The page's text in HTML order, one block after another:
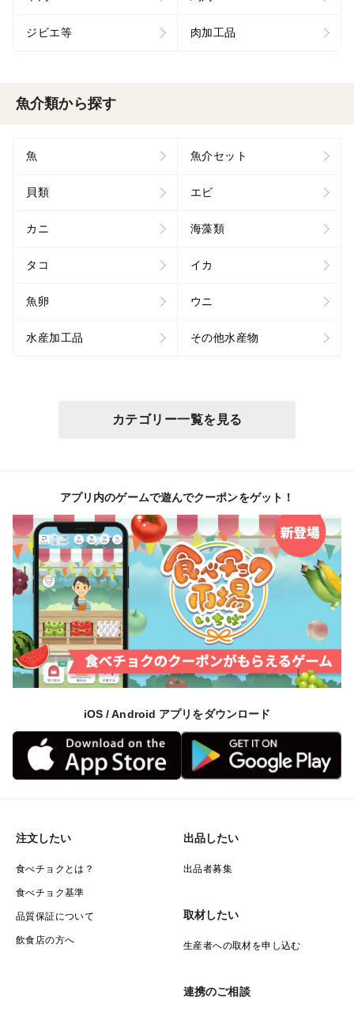
ジビエ等 肉加工品
魚介類から探す
魚 魚介セット
貝類 エビ
カニ 海藻類
タコ イカ
魚卵 ウニ
水産加工品 その他水産物
カテゴリー一覧を見る
アプリ内のゲームで遊んでクーポンをゲット！
iOS / Android アプリをダウンロード
注文したい
食べチョクとは？
食べチョク基準
品質保証について
飲食店の方へ
出品したい
出品者募集
取材したい
生産者への取材を申し込む
連携のご相談